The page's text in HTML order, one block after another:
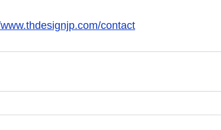
contact